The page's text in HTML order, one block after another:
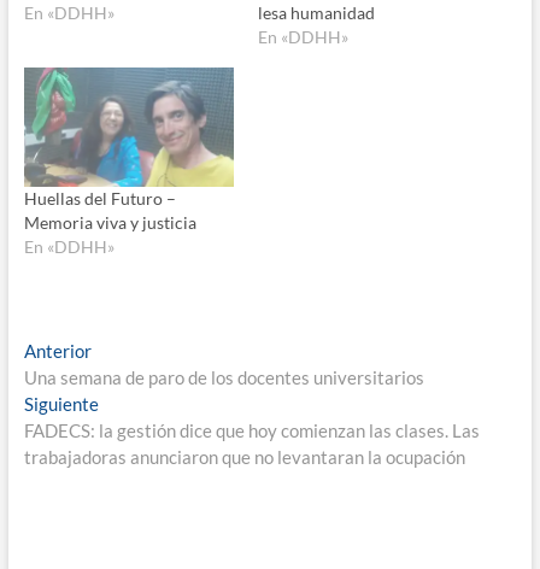
En «DDHH»
lesa humanidad
En «DDHH»
Huellas del Futuro –
Memoria viva y justicia
En «DDHH»
Navegación
de
entradas
AnteriorEntrada
anterior:
Una semana de paro de los docentes universitarios
SiguienteEntrada
siguiente:
FADECS: la gestión dice que hoy comienzan las clases. Las
trabajadoras anunciaron que no levantaran la ocupación